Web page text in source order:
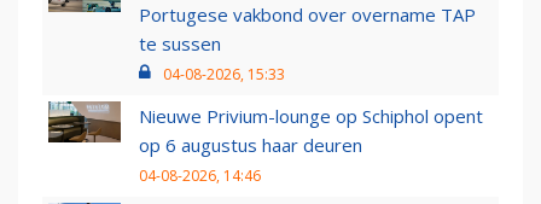
Portugese vakbond over overname TAP
te sussen
04-08-2026, 15:33
Nieuwe Privium-lounge op Schiphol opent
op 6 augustus haar deuren
04-08-2026, 14:46